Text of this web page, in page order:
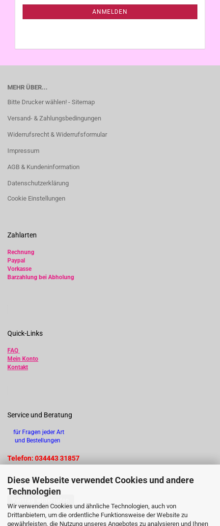
Diese Webseite verwendet Cookies und andere
Technologien
Wir verwenden Cookies und ähnliche Technologien, auch von
Drittanbietern, um die ordentliche Funktionsweise der Website zu
gewährleisten, die Nutzung unseres Angebotes zu analysieren und Ihnen
ANMELDEN
MEHR ÜBER...
Bitte Drucker wählen! - Sitemap
Versand- & Zahlungsbedingungen
Widerrufsrecht & Widerrufsformular
Impressum
AGB & Kundeninformation
Datenschutzerklärung
Cookie Einstellungen
Zahlarten
Rechnung
Paypal
Vorkasse
Barzahlung bei Abholung
Quick-Links
FAQ
Mein Konto
Kontakt
Service und Beratung
für Fragen jeder Art
und Bestellungen
Telefon: 034443 31857